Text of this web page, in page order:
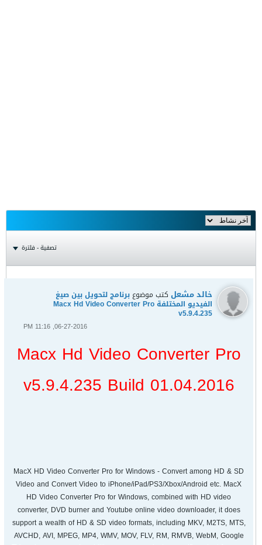
تصفية - فلترة
خالد مشعل كتب موضوعبرنامج لتحويل بين صيغ
الفيديو المختلفة Macx Hd Video Converter Pro
v5.9.4.235
06-27-2016, 11:16 PM
Macx Hd Video Converter Pro
v5.9.4.235 Build 01.04.2016
MacX HD Video Converter Pro for Windows - Convert among HD & SD
Video and Convert Video to iPhone/iPad/PS3/Xbox/Android etc. MacX
HD Video Converter Pro for Windows, combined with HD video
converter, DVD burner and Youtube online video downloader, it does
support a wealth of HD & SD video formats, including MKV, M2TS, MTS,
AVCHD, AVI, MPEG, MP4, WMV, MOV, FLV, RM, RMVB, WebM, Google